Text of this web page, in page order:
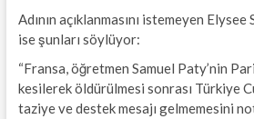
Adının açıklanmasını istemeyen
ise şunları söylüyor:
“Fransa, öğretmen Samuel Paty’nin
kesilerek öldürülmesi sonrası Türkiye
taziye ve destek mesajı gelmemesini